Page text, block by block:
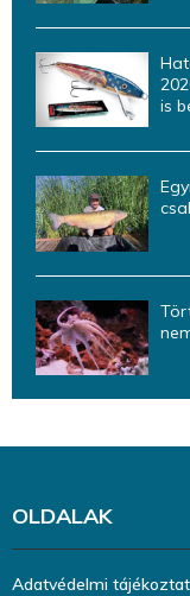
is
OLDALAK
Adatvédelmi